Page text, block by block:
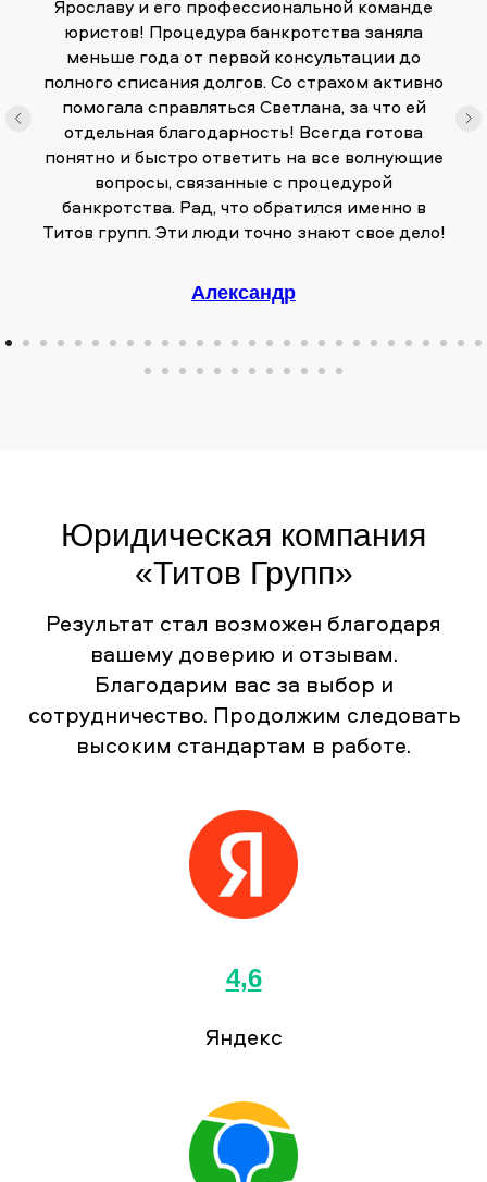
Ярославу и его профессиональной команде
юристов! Процедура банкротства заняла
меньше года от первой консультации до
полного списания долгов. Со страхом активно
помогала справляться Светлана, за что ей
отдельная благодарность! Всегда готова
понятно и быстро ответить на все волнующие
вопросы, связанные с процедурой
банкротства. Рад, что обратился именно в
Титов групп. Эти люди точно знают свое дело!
Александр
Юридическая компания
«Титов Групп»
Результат стал возможен благодаря
вашему доверию и отзывам.
Благодарим вас за выбор и
сотрудничество. Продолжим следовать
высоким стандартам в работе.
4,6
Яндекс